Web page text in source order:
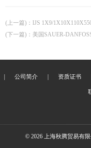
(上一篇) ：
IJS 1X9/
(下一篇) ： 美国SAUER-
公司简介 资质证书
© 2026 上海秋腾贸易有